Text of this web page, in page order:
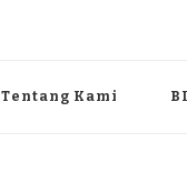
Tentang Kami